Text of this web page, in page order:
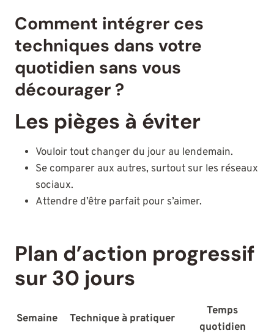
Comment intégrer ces
techniques dans votre
quotidien sans vous
décourager ?
Les pièges à éviter
Vouloir tout changer du jour au lendemain.
Se comparer aux autres, surtout sur les réseaux
sociaux.
Attendre d’être parfait pour s’aimer.
Plan d’action progressif
sur 30 jours
Semaine Technique à pratiquer
Temps
quotidien